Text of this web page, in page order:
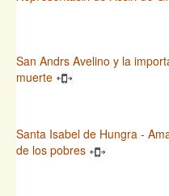
San Andrs Avelino y la
muerte
Santa Isabel de Hungra -
de los pobres